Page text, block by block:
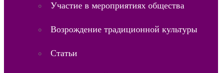
Участие в мероприятиях общества
Возрождение традиционной культуры
Статьи